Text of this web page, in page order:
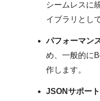
シームレスに
イブラリとし
パフォーマン
め、一般的に
作します。
JSONサポー